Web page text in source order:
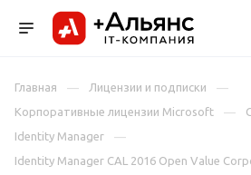
Главная
Лицензии и подписки
Корпоративные лицензии Microsoft
Identity Manager
Identity Manager CAL 2016 Open Value